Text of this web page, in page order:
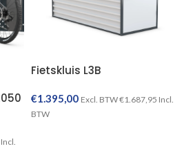
Incl.
Fietskluis L3B
€1.395,00 Excl. BTW€1.687,95 Incl.
BTW